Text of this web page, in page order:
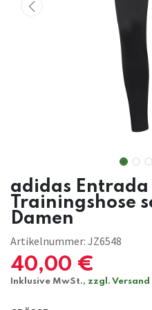
adidas Entrada
Trainingshose
Damen
Artikelnummer: JZ6548
40,00 €
Inklusive MwSt., zzgl. Versand